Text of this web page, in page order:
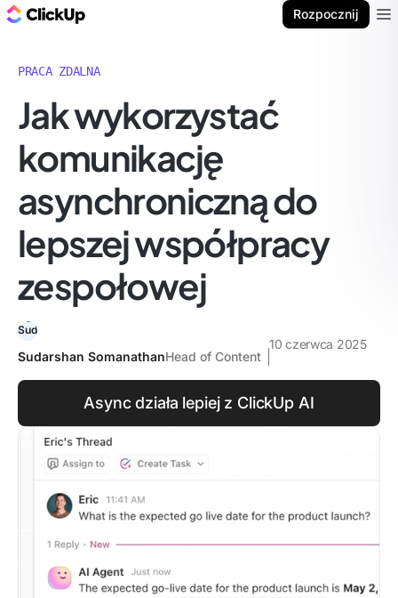
Rozpocznij
PRACA ZDALNA
Jak wykorzystać
komunikację
asynchroniczną do
lepszej współpracy
zespołowej
Sudarshan SomanathanHead of Content
10 czerwca 2025
Async działa lepiej z ClickUp AI